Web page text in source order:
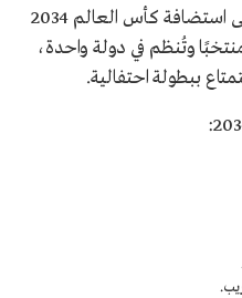
على استضافة كأس العالم 2034
نسخة يشارك فيها نحو 48 منتخبًا وتُنظم في دولة واحدة،
ببطولة احتفالية.